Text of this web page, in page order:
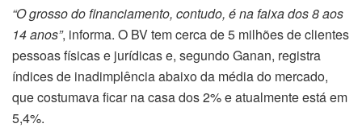
“O grosso do financiamento, contudo, é na faixa dos 8 aos
14 anos”, informa. O BV tem cerca de 5 milhões de clientes
pessoas físicas e jurídicas e, segundo Ganan, registra
índices de inadimplência abaixo da média do mercado,
que costumava ficar na casa dos 2% e atualmente está em
5,4%.